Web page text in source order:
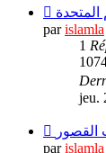
المتحدة
parislamla
1
jeu.
parislamla